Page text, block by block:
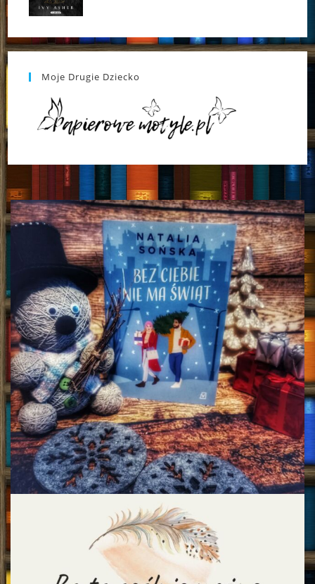
Moje Drugie Dziecko